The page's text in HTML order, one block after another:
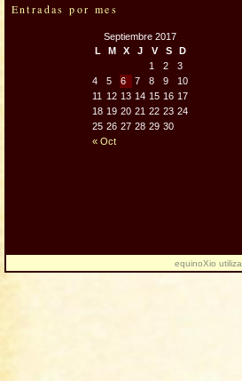
Entradas por mes
Septiembre 2017
L
M X J V S D
« Oct
1 2
3
4
5 6 7 8 9
10
11
12 13 14 15 16 17
18 19 20 21 22 23 24
25 26 27 28 29 30
equinoXio utiliza